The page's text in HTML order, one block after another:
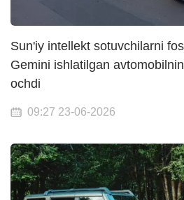
Sun'iy intellekt sotuvchilarni
Gemini ishlatilgan
ochdi
09:27 23-06-2026